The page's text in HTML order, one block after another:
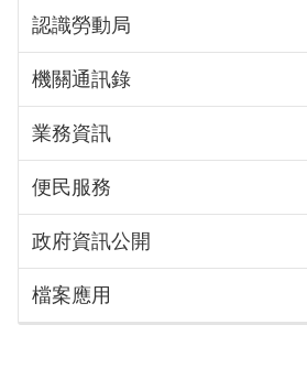
庇
護
工
場
進
訊
息
公
認識勞動局
機關通訊錄
業務資訊
便民服務
政府資訊公開
檔案應用